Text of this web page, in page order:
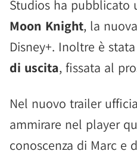
Studios ha pubblicato
Moon Knight, la
Disney+. Inoltre è
di uscita, fissata al
Nel nuovo trailer
ammirare nel player
conoscenza di Marc e